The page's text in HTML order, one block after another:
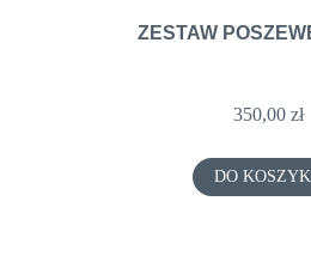
ZESTAW
350,00 zł
DO